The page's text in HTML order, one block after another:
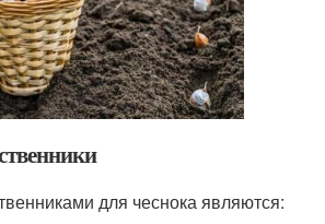
для чеснока являются: